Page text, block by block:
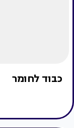
כבוד לחומר